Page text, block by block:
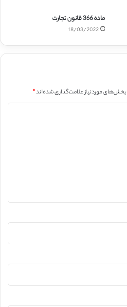
ماده 366 قانون تجارت
18/03/2022
بخش‌های موردنیاز علامت‌گذاری شده‌اند*